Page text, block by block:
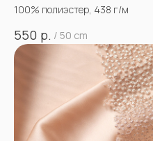
100% полиэстер, 438 г/м
550 р. / 50 cm